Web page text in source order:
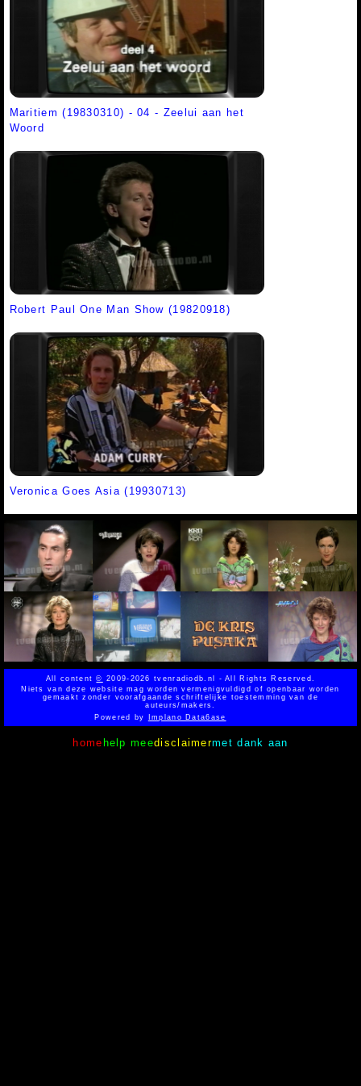
Maritiem (19830310) - 04 - Zeelui aan het
Woord
Robert Paul One Man Show (19820918)
Veronica Goes Asia (19930713)
All content© 2009-2026 tvenradiodb.nl - All Rights Reserved.
Niets van deze website mag worden vermenigvuldigd of openbaar worden
gemaakt zonder voorafgaande schriftelijke toestemming van de
auteurs/makers.
Powered by Implano Data6ase
homehelp meedisclaimermet dank aan